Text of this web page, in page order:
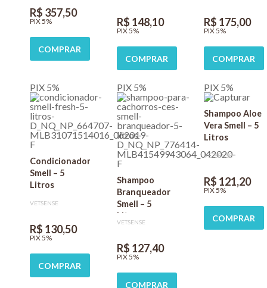
R$ 357,50
PIX 5%
COMPRAR
R$ 148,10
PIX 5%
COMPRAR
R$ 175,00
PIX 5%
COMPRAR
PIX 5%
Condicionador
Smell – 5
Litros
VETSENSE
R$ 130,50
PIX 5%
COMPRAR
PIX 5%
Shampoo
Branqueador
Smell – 5
Litros
VETSENSE
R$ 127,40
PIX 5%
COMPRAR
PIX 5%
Shampoo Aloe
Vera Smell – 5
Litros
VETSENSE
R$ 121,20
PIX 5%
COMPRAR